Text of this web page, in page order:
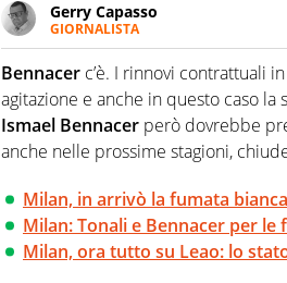
Gerry Capasso
GIORNALISTA
Per lui gli sport americani non
innata di trovare la notizia dove
Bennacer c’è. I rinnovi contrattuali
agitazione e anche in questo caso
Ismael Bennacer però dovrebbe
anche nelle prossime stagioni,
Milan, in arrivò la fumata
Milan: Tonali e Bennacer per
Milan, ora tutto su Leao: lo